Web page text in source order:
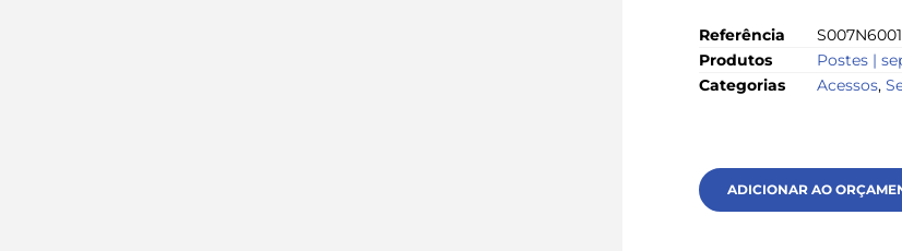
Referência
S007N6001
Produtos
Postes |
Categorias
Acessos,
ADICIONAR AO